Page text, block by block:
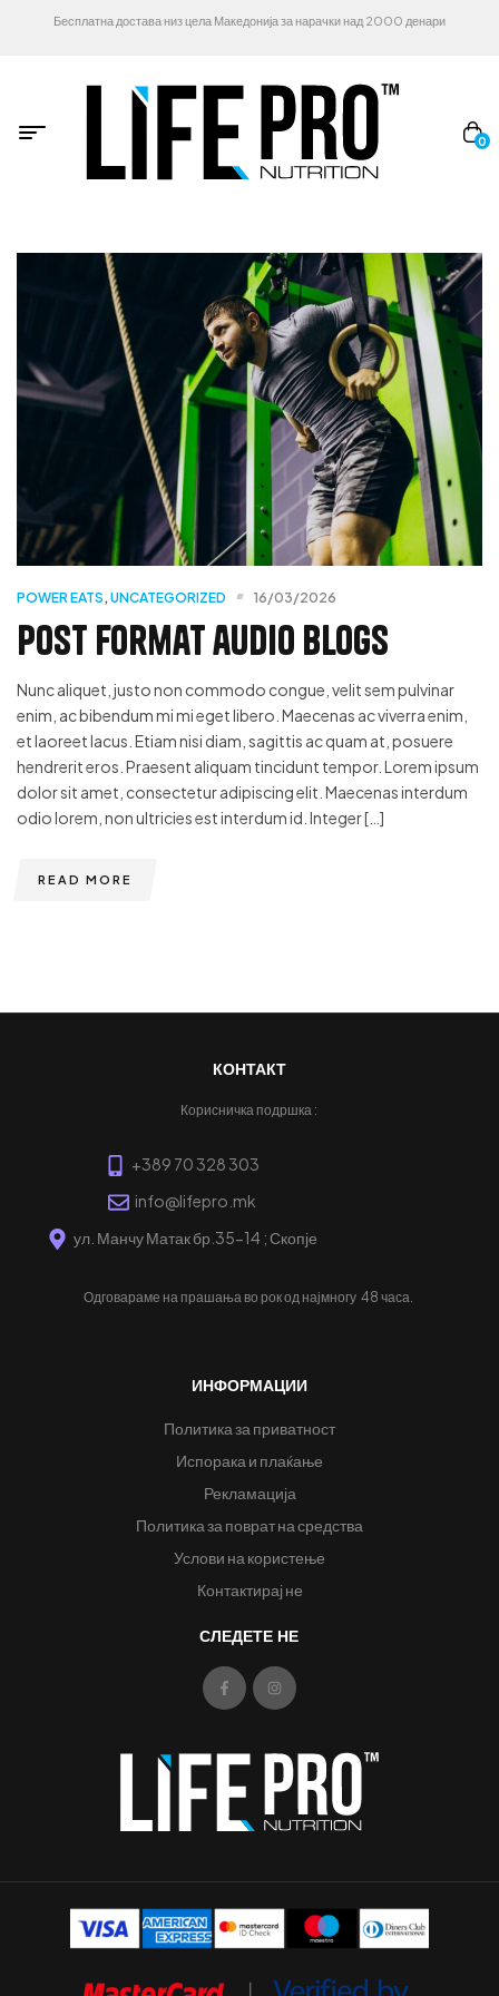
Бесплатна достава низ цела Македонија за нарачки над 2000 денари
0
POWER EATS, UNCATEGORIZED 16/03/2026
Post format audio blogs
Nunc aliquet, justo non commodo congue, velit sem pulvinar
enim, ac bibendum mi mi eget libero. Maecenas ac viverra enim,
et laoreet lacus. Etiam nisi diam, sagittis ac quam at, posuere
hendrerit eros. Praesent aliquam tincidunt tempor. Lorem ipsum
dolor sit amet, consectetur adipiscing elit. Maecenas interdum
odio lorem, non ultricies est interdum id. Integer […]
READ MORE
КОНТАКТ
Корисничка подршка :
+389 70 328 303
info@lifepro.mk
ул. Манчу Матак бр.35-14 ; Скопје
Одговараме на прашања во рок од најмногу 48 часа.
ИНФОРМАЦИИ
Политика за приватност
Испорака и плаќање
Рекламација
Политика за поврат на средства
Услови на користење
Контактирај не
СЛЕДЕТЕ НЕ